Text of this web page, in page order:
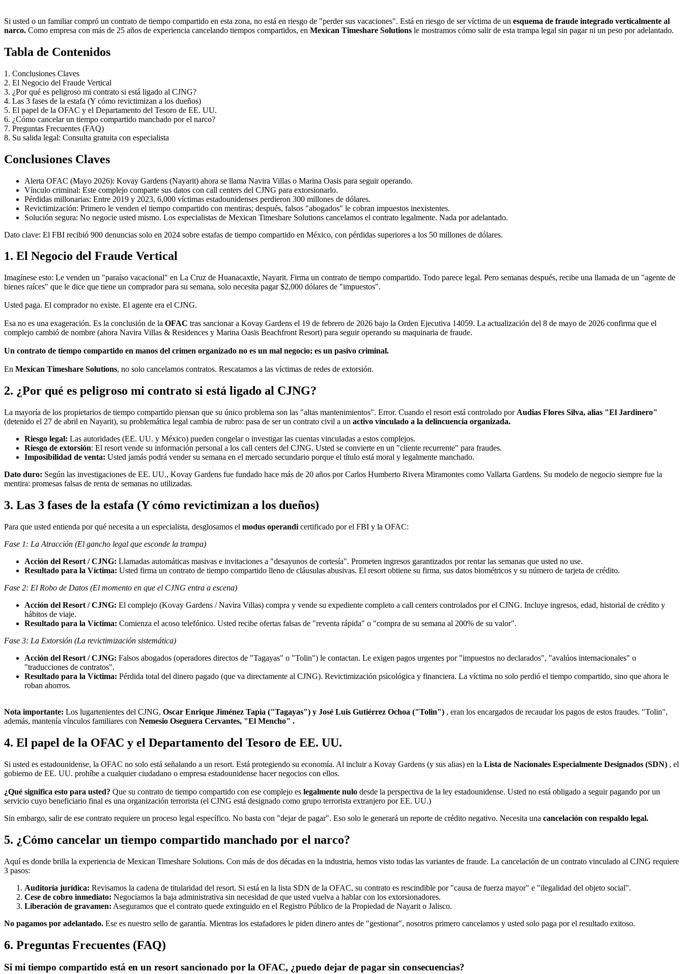
Si usted o un familiar compró un contrato de tiempo compartido en esta zona, no está en riesgo de "perder sus vacaciones". Está en riesgo de ser víctima de un esquema de fraude integrado verticalmente al
narco. Como empresa con más de 25 años de experiencia cancelando tiempos compartidos, en Mexican Timeshare Solutions le mostramos cómo salir de esta trampa legal sin pagar ni un peso por adelantado.
Tabla de Contenidos
1. Conclusiones Claves
2. El Negocio del Fraude Vertical
3. ¿Por qué es peligroso mi contrato si está ligado al CJNG?
4. Las 3 fases de la estafa (Y cómo revictimizan a los dueños)
5. El papel de la OFAC y el Departamento del Tesoro de EE. UU.
6. ¿Cómo cancelar un tiempo compartido manchado por el narco?
7. Preguntas Frecuentes (FAQ)
8. Su salida legal: Consulta gratuita con especialista
Conclusiones Claves
Alerta OFAC (Mayo 2026): Kovay Gardens (Nayarit) ahora se llama Navira Villas o Marina Oasis para seguir operando.
Vínculo criminal: Este complejo comparte sus datos con call centers del CJNG para extorsionarlo.
Pérdidas millonarias: Entre 2019 y 2023, 6,000 víctimas estadounidenses perdieron 300 millones de dólares.
Revictimización: Primero le venden el tiempo compartido con mentiras; después, falsos "abogados" le cobran impuestos inexistentes.
Solución segura: No negocie usted mismo. Los especialistas de Mexican Timeshare Solutions cancelamos el contrato legalmente. Nada por adelantado.
Dato clave: El FBI recibió 900 denuncias solo en 2024 sobre estafas de tiempo compartido en México, con pérdidas superiores a los 50 millones de dólares.
1. El Negocio del Fraude Vertical
Imagínese esto: Le venden un "paraíso vacacional" en La Cruz de Huanacaxtle, Nayarit. Firma un contrato de tiempo compartido. Todo parece legal. Pero semanas después, recibe una llamada de un "agente de
bienes raíces" que le dice que tiene un comprador para su semana, solo necesita pagar $2,000 dólares de "impuestos".
Usted paga. El comprador no existe. El agente era el CJNG.
Esa no es una exageración. Es la conclusión de la OFAC tras sancionar a Kovay Gardens el 19 de febrero de 2026 bajo la Orden Ejecutiva 14059. La actualización del 8 de mayo de 2026 confirma que el
complejo cambió de nombre (ahora Navira Villas & Residences y Marina Oasis Beachfront Resort) para seguir operando su maquinaria de fraude.
Un contrato de tiempo compartido en manos del crimen organizado no es un mal negocio; es un pasivo criminal.
En Mexican Timeshare Solutions, no solo cancelamos contratos. Rescatamos a las víctimas de redes de extorsión.
2. ¿Por qué es peligroso mi contrato si está ligado al CJNG?
La mayoría de los propietarios de tiempo compartido piensan que su único problema son las "altas mantenimientos". Error. Cuando el resort está controlado por Audias Flores Silva, alias "El Jardinero"
(detenido el 27 de abril en Nayarit), su problemática legal cambia de rubro: pasa de ser un contrato civil a un activo vinculado a la delincuencia organizada.
Riesgo legal: Las autoridades (EE. UU. y México) pueden congelar o investigar las cuentas vinculadas a estos complejos.
Riesgo de extorsión: El resort vende su información personal a los call centers del CJNG. Usted se convierte en un "cliente recurrente" para fraudes.
Imposibilidad de venta: Usted jamás podrá vender su semana en el mercado secundario porque el título está moral y legalmente manchado.
Dato duro: Según las investigaciones de EE. UU., Kovay Gardens fue fundado hace más de 20 años por Carlos Humberto Rivera Miramontes como Vallarta Gardens. Su modelo de negocio siempre fue la
mentira: promesas falsas de renta de semanas no utilizadas.
3. Las 3 fases de la estafa (Y cómo revictimizan a los dueños)
Para que usted entienda por qué necesita a un especialista, desglosamos el modus operandi certificado por el FBI y la OFAC:
Fase 1: La Atracción (El gancho legal que esconde la trampa)
Acción del Resort / CJNG: Llamadas automáticas masivas e invitaciones a "desayunos de cortesía". Prometen ingresos garantizados por rentar las semanas que usted no use.
Resultado para la Víctima: Usted firma un contrato de tiempo compartido lleno de cláusulas abusivas. El resort obtiene su firma, sus datos biométricos y su número de tarjeta de crédito.
Fase 2: El Robo de Datos (El momento en que el CJNG entra a escena)
Acción del Resort / CJNG: El complejo (Kovay Gardens / Navira Villas) compra y vende su expediente completo a call centers controlados por el CJNG. Incluye ingresos, edad, historial de crédito y
hábitos de viaje.
Resultado para la Víctima: Comienza el acoso telefónico. Usted recibe ofertas falsas de "reventa rápida" o "compra de su semana al 200% de su valor".
Fase 3: La Extorsión (La revictimización sistemática)
Acción del Resort / CJNG: Falsos abogados (operadores directos de "Tagayas" o "Tolin") le contactan. Le exigen pagos urgentes por "impuestos no declarados", "avalúos internacionales" o
"traducciones de contratos".
Resultado para la Víctima: Pérdida total del dinero pagado (que va directamente al CJNG). Revictimización psicológica y financiera. La víctima no solo perdió el tiempo compartido, sino que ahora le
roban ahorros.
Nota importante: Los lugartenientes del CJNG, Oscar Enrique Jiménez Tapia ("Tagayas") y José Luis Gutiérrez Ochoa ("Tolin") , eran los encargados de recaudar los pagos de estos fraudes. "Tolin",
además, mantenía vínculos familiares con Nemesio Oseguera Cervantes, "El Mencho" .
4. El papel de la OFAC y el Departamento del Tesoro de EE. UU.
Si usted es estadounidense, la OFAC no solo está señalando a un resort. Está protegiendo su economía. Al incluir a Kovay Gardens (y sus alias) en la Lista de Nacionales Especialmente Designados (SDN) , el
gobierno de EE. UU. prohíbe a cualquier ciudadano o empresa estadounidense hacer negocios con ellos.
¿Qué significa esto para usted? Que su contrato de tiempo compartido con ese complejo es legalmente nulo desde la perspectiva de la ley estadounidense. Usted no está obligado a seguir pagando por un
servicio cuyo beneficiario final es una organización terrorista (el CJNG está designado como grupo terrorista extranjero por EE. UU.)
Sin embargo, salir de ese contrato requiere un proceso legal específico. No basta con "dejar de pagar". Eso solo le generará un reporte de crédito negativo. Necesita una cancelación con respaldo legal.
5. ¿Cómo cancelar un tiempo compartido manchado por el narco?
Aquí es donde brilla la experiencia de Mexican Timeshare Solutions. Con más de dos décadas en la industria, hemos visto todas las variantes de fraude. La cancelación de un contrato vinculado al CJNG requiere
3 pasos:
Auditoría jurídica: Revisamos la cadena de titularidad del resort. Si está en la lista SDN de la OFAC, su contrato es rescindible por "causa de fuerza mayor" e "ilegalidad del objeto social".
Cese de cobro inmediato: Negociamos la baja administrativa sin necesidad de que usted vuelva a hablar con los extorsionadores.
Liberación de gravamen: Aseguramos que el contrato quede extinguido en el Registro Público de la Propiedad de Nayarit o Jalisco.
No pagamos por adelantado. Ese es nuestro sello de garantía. Mientras los estafadores le piden dinero antes de "gestionar", nosotros primero cancelamos y usted solo paga por el resultado exitoso.
6. Preguntas Frecuentes (FAQ)
Si mi tiempo compartido está en un resort sancionado por la OFAC, ¿puedo dejar de pagar sin consecuencias?